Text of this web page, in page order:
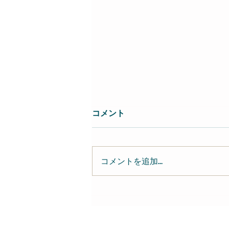
コメント
コメントを追加…